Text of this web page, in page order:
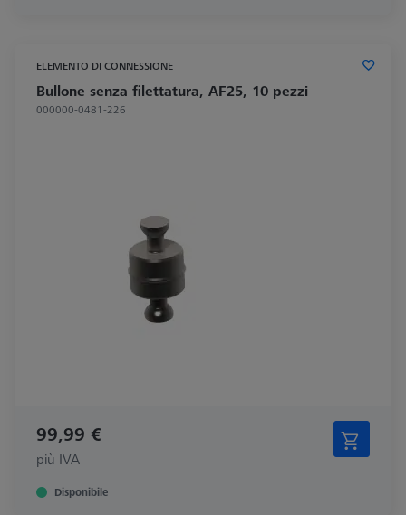
ELEMENTO DI CONNESSIONE
Bullone senza filettatura, AF25, 10 pezzi
000000-0481-226
99,99 €
più IVA
Disponibile